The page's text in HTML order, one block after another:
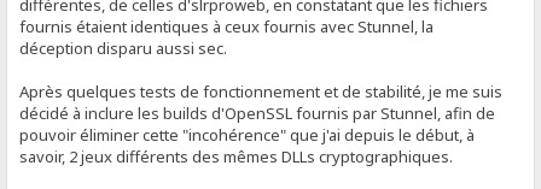
différentes, de celles d'slrproweb, en constatant que les fichiers
fournis étaient identiques à ceux fournis avec Stunnel, la
déception disparu aussi sec.
Après quelques tests de fonctionnement et de stabilité, je me suis
décidé à inclure les builds d'OpenSSL fournis par Stunnel, afin de
pouvoir éliminer cette "incohérence" que j'ai depuis le début, à
savoir, 2 jeux différents des mêmes DLLs cryptographiques.